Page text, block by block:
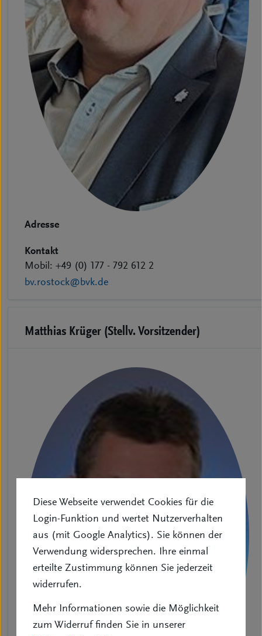
Diese Webseite verwendet Cookies für die
Login-Funktion und wertet Nutzerverhalten
aus (mit Google Analytics). Sie können der
Verwendung widersprechen. Ihre einmal
erteilte Zustimmung können Sie jederzeit
widerrufen.
Mehr Informationen sowie die Möglichkeit
zum Widerruf finden Sie in unserer
Adresse
Kontakt
Mobil: +49 (0) 177 - 792 612 2
bv.rostock@bvk.de
Matthias Krüger (Stellv. Vorsitzender)